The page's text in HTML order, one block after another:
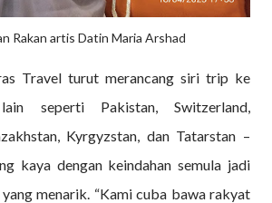
Rakan artis Datin Maria Arshad
Travel turut merancang siri trip ke
seperti Pakistan, Switzerland,
Kyrgyzstan, dan Tatarstan –
kaya dengan keindahan semula jadi
menarik. “Kami cuba bawa rakyat